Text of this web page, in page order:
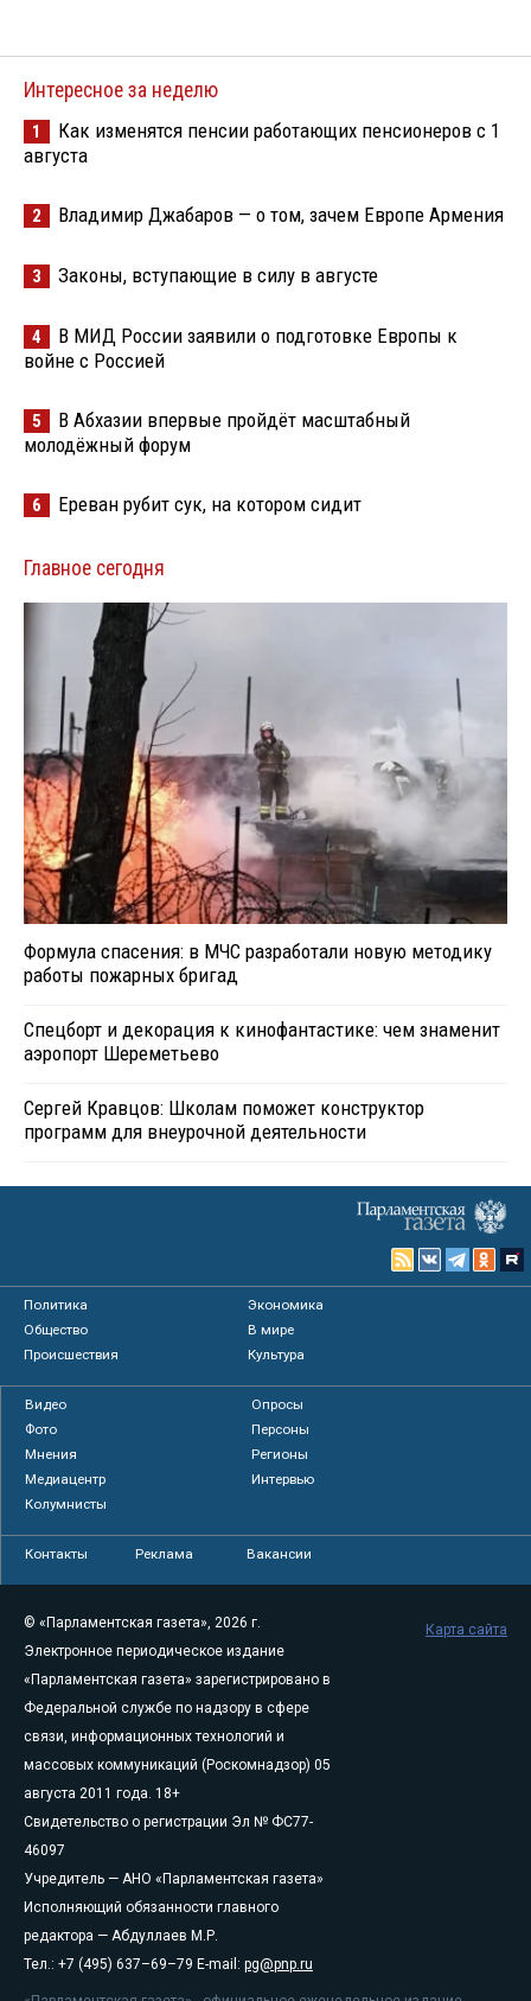
Интересное за неделю
1
Как изменятся пенсии работающих пенсионеров с 1
августа
2 Владимир Джабаров — о том, зачем Европе Армения
3 Законы, вступающие в силу в августе
4
В МИД России заявили о подготовке Европы к
войне с Россией
5
В Абхазии впервые пройдёт масштабный
молодёжный форум
6 Ереван рубит сук, на котором сидит
Главное сегодня
Формула спасения: в МЧС разработали новую методику
работы пожарных бригад
Спецборт и декорация к кинофантастике: чем знаменит
аэропорт Шереметьево
Сергей Кравцов: Школам поможет конструктор
программ для внеурочной деятельности
Политика
Экономика
Общество
В мире
Происшествия
Культура
Видео
Опросы
Фото
Персоны
Мнения
Регионы
Медиацентр
Интервью
Колумнисты
Контакты Реклама Вакансии
© «Парламентская газета», 2026 г.
Электронное периодическое издание
«Парламентская газета» зарегистрировано в
Федеральной службе по надзору в сфере
связи, информационных технологий и
массовых коммуникаций (Роскомнадзор) 05
августа 2011 года. 18+
Свидетельство о регистрации Эл № ФС77-
46097
Учредитель — АНО «Парламентская газета»
Исполняющий обязанности главного
редактора — Абдуллаев М.Р.
Тел.: +7 (495) 637–69–79 E-mail: pg@pnp.ru
Карта сайта